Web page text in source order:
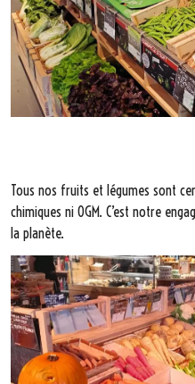
Tous nos fruits et légumes sont
chimiques ni OGM. C’est notre
la planète.